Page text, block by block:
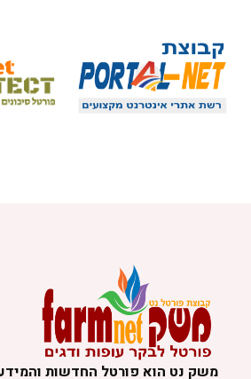
משק נט הוא פורטל החדשות